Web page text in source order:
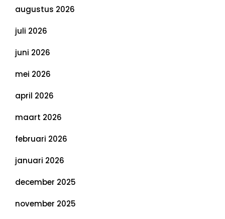
augustus 2026
juli 2026
juni 2026
mei 2026
april 2026
maart 2026
februari 2026
januari 2026
december 2025
november 2025